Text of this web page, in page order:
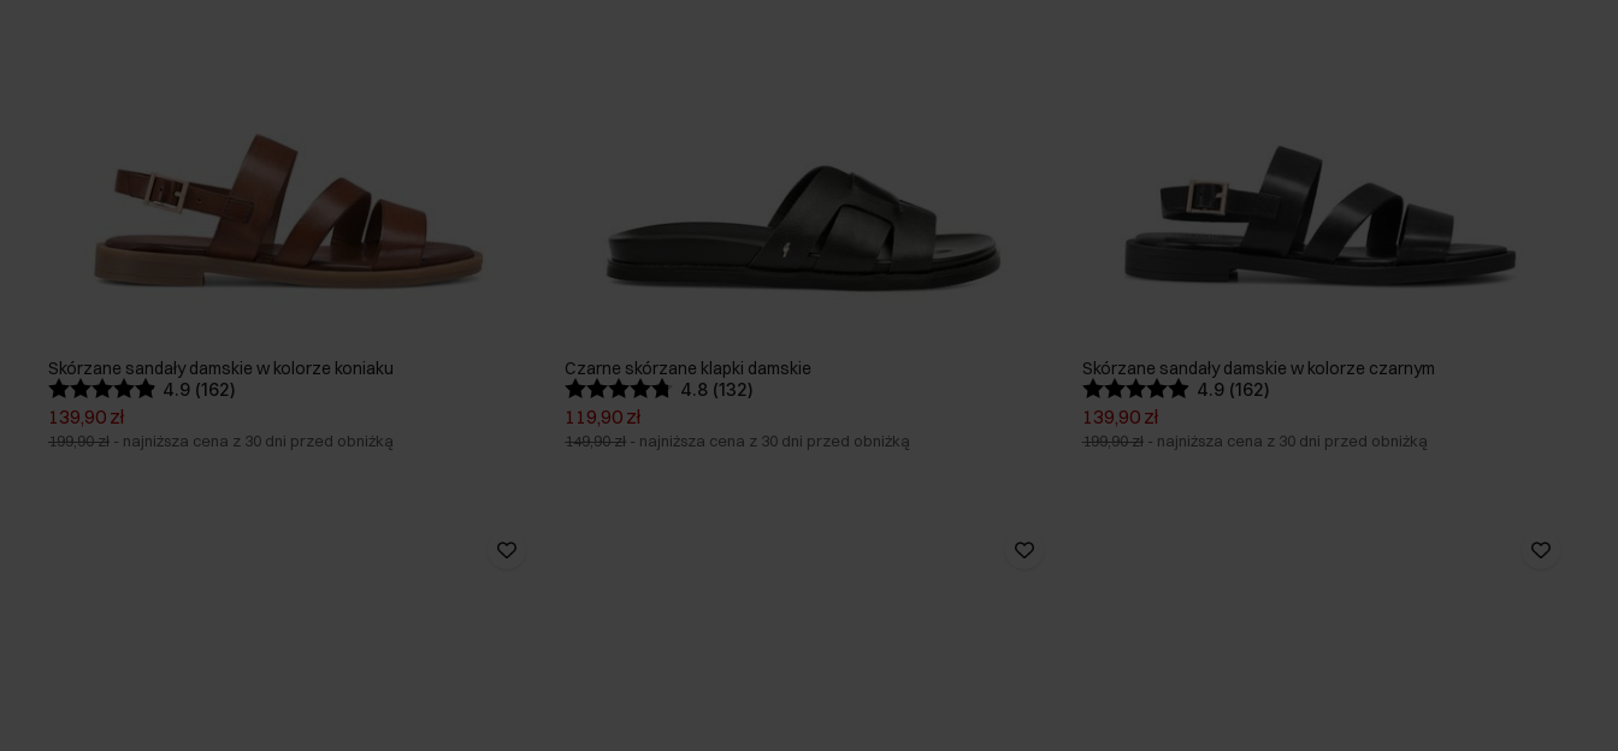
Skórzane sandały damskie w kolorze koniaku
4.9 (162)
139,90 zł
199,90 zł - najniższa cena z 30 dni przed obniżką
Czarne skórzane klapki damskie
4.8 (132)
119,90 zł
149,90 zł - najniższa cena z 30 dni przed obniżką
Skórzane sandały damskie w kolorze czarnym
4.9 (162)
139,90 zł
199,90 zł - najniższa cena z 30 dni przed obniżką